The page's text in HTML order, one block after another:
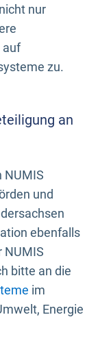
nur
auf
zu.
an
NUMIS
und
ebenfalls
NUMIS
bitte an die
im
Energie